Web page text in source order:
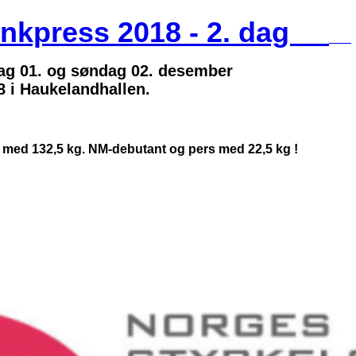
2018 - 2. dag
01. og søndag 02. desember
i Haukelandhallen.
132,5 kg. NM-debutant og pers med 22,5 kg !